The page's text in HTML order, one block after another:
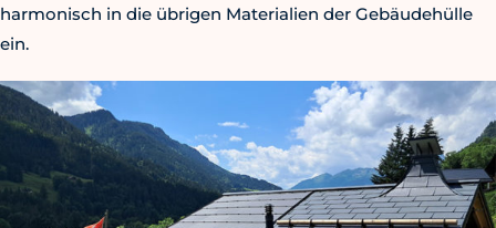
harmonisch in die übrigen Materialien der Gebäudehülle
ein.